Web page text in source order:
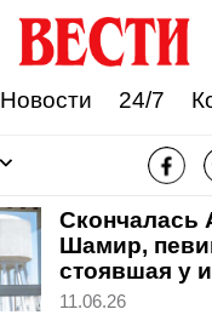
Новости 24/7
Скончалась
Шамир,
стоявшая у
женского
11.06.26